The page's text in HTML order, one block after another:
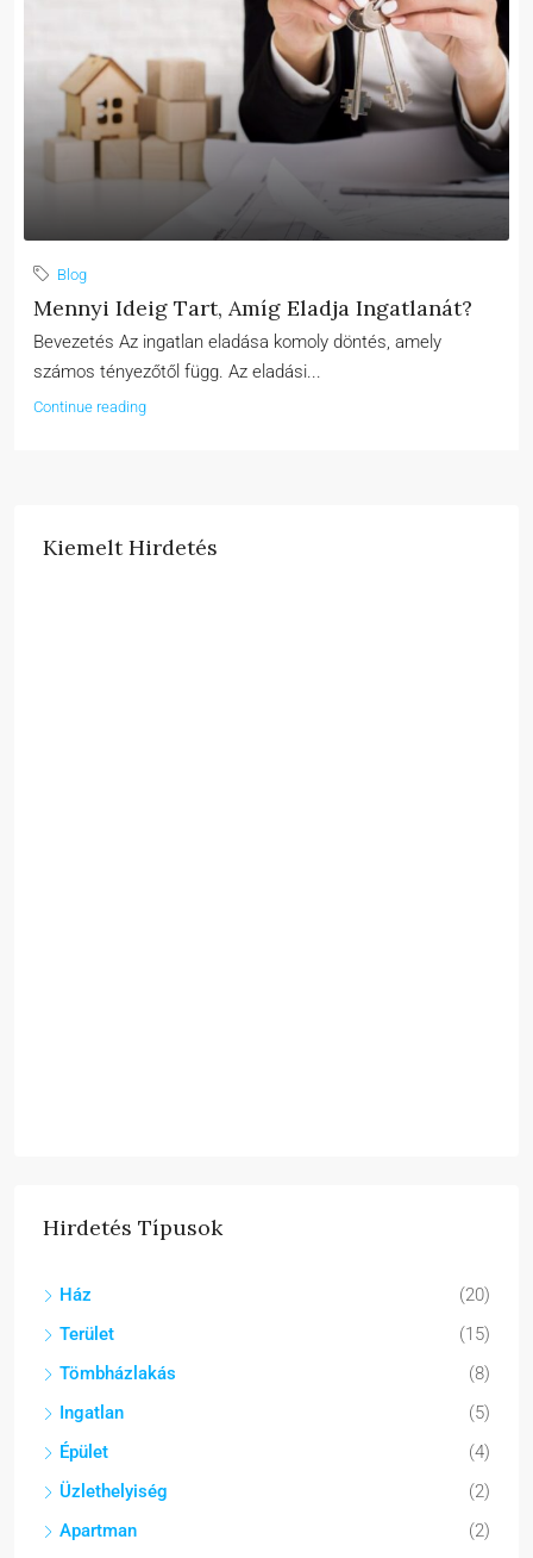
Blog
Mennyi Ideig Tart, Amíg Eladja Ingatlanát?
Bevezetés Az ingatlan eladása komoly döntés, amely
számos tényezőtől függ. Az eladási...
Continue reading
Kiemelt Hirdetés
Hirdetés Típusok
Ház
(20)
Terület
(15)
Tömbházlakás
(8)
Ingatlan
(5)
Épület
(4)
Üzlethelyiség
(2)
Apartman
(2)